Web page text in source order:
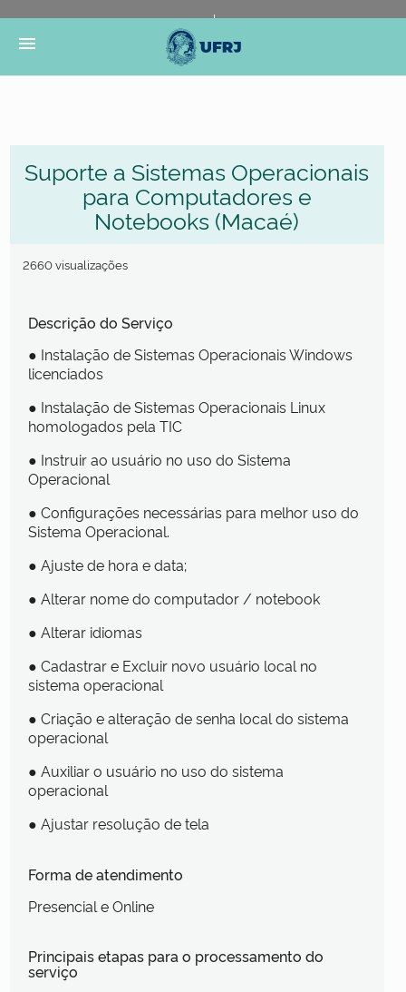
Portal do Governo Brasileiro
Governo
menu
Suporte a Sistemas Operacionais
para Computadores e
Notebooks (Macaé)
2660 visualizações
Descrição do Serviço
● Instalação de Sistemas Operacionais Windows
licenciados
● Instalação de Sistemas Operacionais Linux
homologados pela TIC
● Instruir ao usuário no uso do Sistema
Operacional
● Configurações necessárias para melhor uso do
Sistema Operacional.
● Ajuste de hora e data;
● Alterar nome do computador / notebook
● Alterar idiomas
● Cadastrar e Excluir novo usuário local no
sistema operacional
● Criação e alteração de senha local do sistema
operacional
● Auxiliar o usuário no uso do sistema
operacional
● Ajustar resolução de tela
Forma de atendimento
Presencial e Online
Principais etapas para o processamento do
serviço